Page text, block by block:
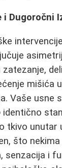
Dugoročni
mišića
Vaše usne
identično
tkivo unutar
što
senzacija i